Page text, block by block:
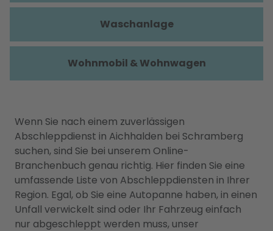
Wenn Sie nach einem zuverlässigen
Abschleppdienst in Aichhalden bei Schramberg
suchen, sind Sie bei unserem Online-
Branchenbuch genau richtig. Hier finden Sie eine
umfassende Liste von Abschleppdiensten in Ihrer
Region. Egal, ob Sie eine Autopanne haben, in einen
Unfall verwickelt sind oder Ihr Fahrzeug einfach
nur abgeschleppt werden muss, unser
Waschanlage
Wohnmobil & Wohnwagen